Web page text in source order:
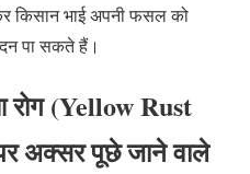
किसान भाई अपनी फसल को
पा सकते हैं।
रोग (Yellow Rust
अक्सर पूछे जाने वाले